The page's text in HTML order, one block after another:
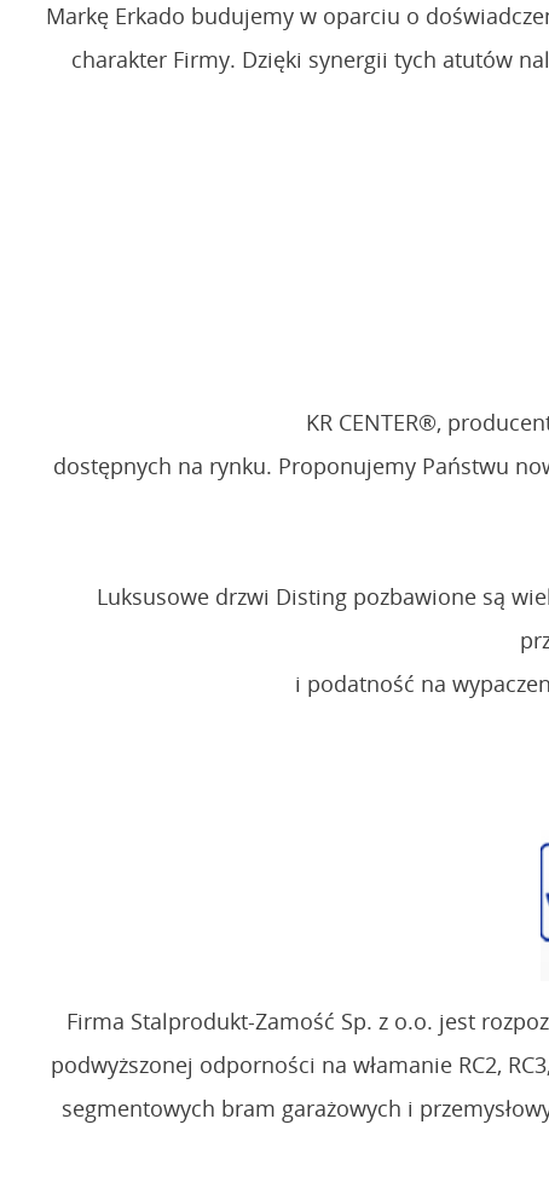
Markę Erkado budujemy w oparciu o
charakter Firmy. Dzięki synergii tych atutów
KR CENTER®,
dostępnych na rynku. Proponujemy Państwu
Luksusowe drzwi Disting pozbawione są
i podatność na
Firma Stalprodukt-Zamość Sp. z o.o. jest
podwyższonej odporności na włamanie RC2,
segmentowych bram garażowych i